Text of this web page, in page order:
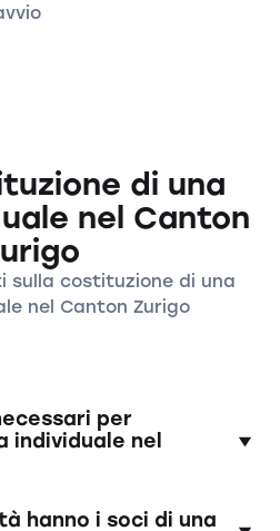
di una
nel Canton
sulla costituzione di una
nel Canton Zurigo
per
individuale nel
una società in nome
hanno i soci di una